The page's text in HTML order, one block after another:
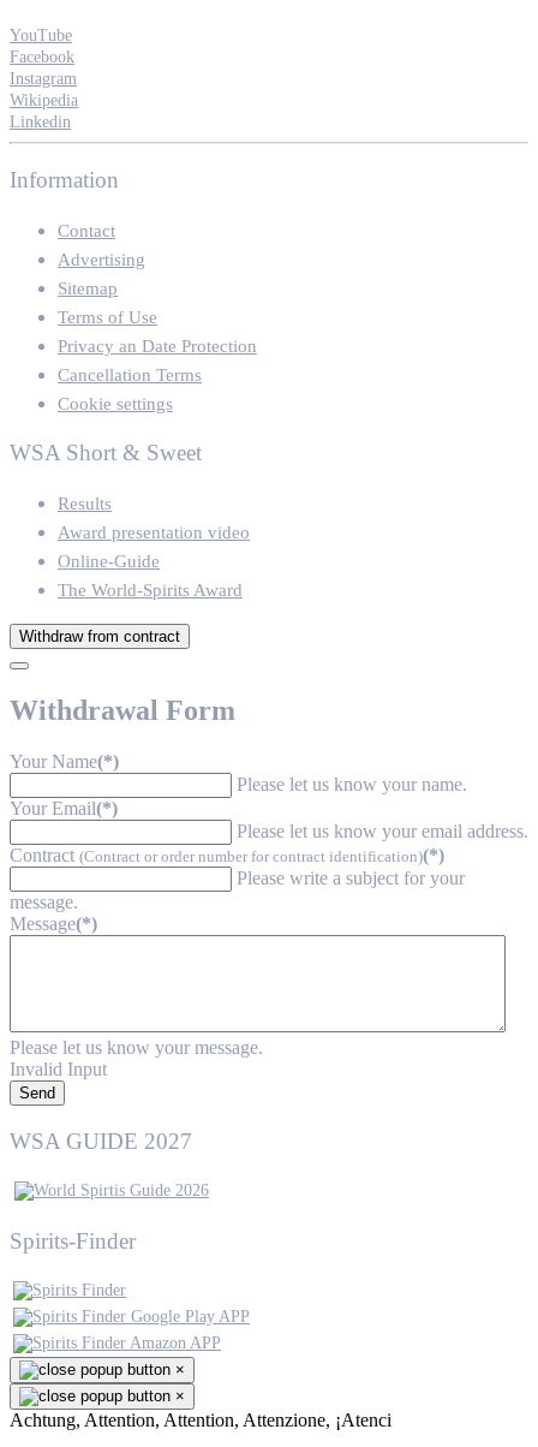
YouTube
Facebook
Instagram
Wikipedia
Linkedin
Information
Contact
Advertising
Sitemap
Terms of Use
Privacy an Date Protection
Cancellation Terms
Cookie settings
WSA Short & Sweet
Results
Award presentation video
Online-Guide
The World-Spirits Award
Withdraw from contract
Withdrawal Form
Your Name(*)
Please let us know your name.
Your Email(*)
Please let us know your email address.
Contract (Contract or order number for contract identification)(*)
Please write a subject for your
message.
Message(*)
Please let us know your message.
Invalid Input
Send
WSA GUIDE 2027
Spirits-Finder
×
×
Achtung, Attention, Attention, Attenzione, ¡Atenci